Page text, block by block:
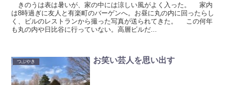
きのうは表は暑いが、家の中には涼しい風がよく入った。 家内
は8時過ぎに友人と有楽町のバーゲンへ。お昼に丸の内に回ったらし
く、ビルのレストランから撮った写真が送られてきた。 この何年
も丸の内や日比谷に行っていない。高層ビルだ...
つぶやき お笑い芸人を思い出す